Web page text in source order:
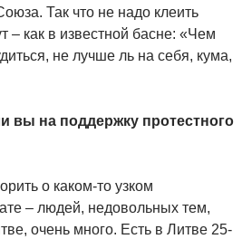
Так что не надо клеить
– как в известной басне: «Чем
не лучше ль на себя, кума,
вы на поддержку протестного
о каком-то узком
– людей, недовольных тем,
очень много. Есть в Литве 25-